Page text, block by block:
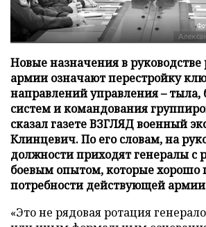
Новые назначения в руководстве
армии означают перестройку
направлений управления – тыла,
систем и командования
сказал газете ВЗГЛЯД военный
Клинцевич. По его словам, на
должности приходят генералы с
боевым опытом, которые хорошо
потребности действующей
«Это не рядовая ротация